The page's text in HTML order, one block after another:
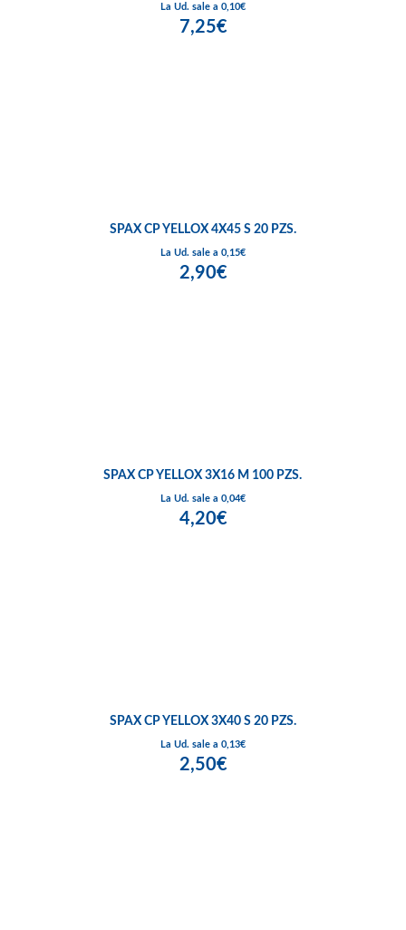
La Ud. sale a 0,10€
7,25€
SPAX CP YELLOX 4X45 S 20 PZS.
La Ud. sale a 0,15€
2,90€
SPAX CP YELLOX 3X16 M 100 PZS.
La Ud. sale a 0,04€
4,20€
SPAX CP YELLOX 3X40 S 20 PZS.
La Ud. sale a 0,13€
2,50€